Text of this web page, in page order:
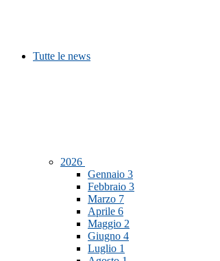
Tutte le news
2026
Gennaio 3
Febbraio 3
Marzo 7
Aprile 6
Maggio 2
Giugno 4
Luglio 1